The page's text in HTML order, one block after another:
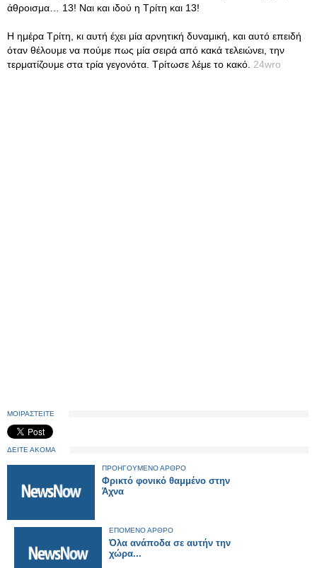
άθροισμα… 13! Ναι και ιδού η Τρίτη και 13!
Η ημέρα Τρίτη, κι αυτή έχει μία αρνητική δυναμική, και αυτό επειδή
όταν θέλουμε να πούμε πως μία σειρά από κακά τελειώνει, την
τερματίζουμε στα τρία γεγονότα. Τρίτωσε λέμε το κακό. 24wro
ΜΟΙΡΑΣΤΕΙΤΕ
ΔΕΙΤΕ ΑΚΟΜΑ
ΠΡΟΗΓΟΥΜΕΝΟ ΑΡΘΡΟ
Φρικτό φονικό θαμμένο στην
Άχνα
ΕΠΟΜΕΝΟ ΑΡΘΡΟ
Όλα ανάποδα σε αυτήν την
χώρα...